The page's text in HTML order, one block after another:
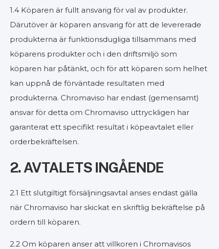
1.4 Köparen är fullt ansvarig för val av produkter.
Därutöver är köparen ansvarig för att de levererade
produkterna är funktionsdugliga tillsammans med
köparens produkter och i den driftsmiljö som
köparen har påtänkt, och för att köparen som helhet
kan uppnå de förväntade resultaten med
produkterna. Chromaviso har endast (gemensamt)
ansvar för detta om Chromaviso uttryckligen har
garanterat ett specifikt resultat i köpeavtalet eller
orderbekräftelsen.
2. AVTALETS INGÅENDE
2.1 Ett slutgiltigt försäljningsavtal anses endast gälla
när Chromaviso har skickat en skriftlig bekräftelse på
ordern till köparen.
2.2 Om köparen anser att villkoren i Chromavisos